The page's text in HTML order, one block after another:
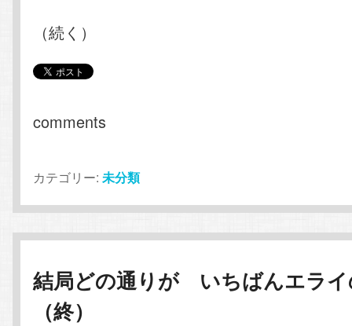
（続く）
comments
カテゴリー: 未分類
結局どの通りが いちばんエラ
（終）